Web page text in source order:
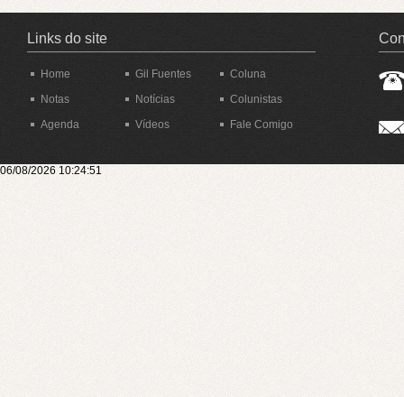
Links do site
Home Gil Fuentes
Coluna
Notas
Notícias
Colunistas
Agenda
Vídeos Fale Comigo
06/08/2026 10:24:51